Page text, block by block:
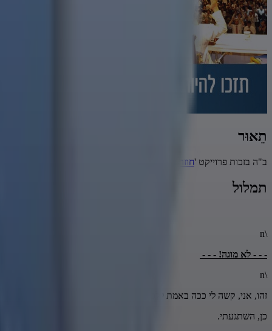
תֵאוּר
ב"ה בזכות פרוייקט 'חוזרים בעבר
תמלול
\n
- - - לא מוגה! - - -
\n
זהו, אני, קשה לי ככה באמת ללכת ככה, הרבה חברים שואלים אותי, תגיד
כן, השתגעתי.